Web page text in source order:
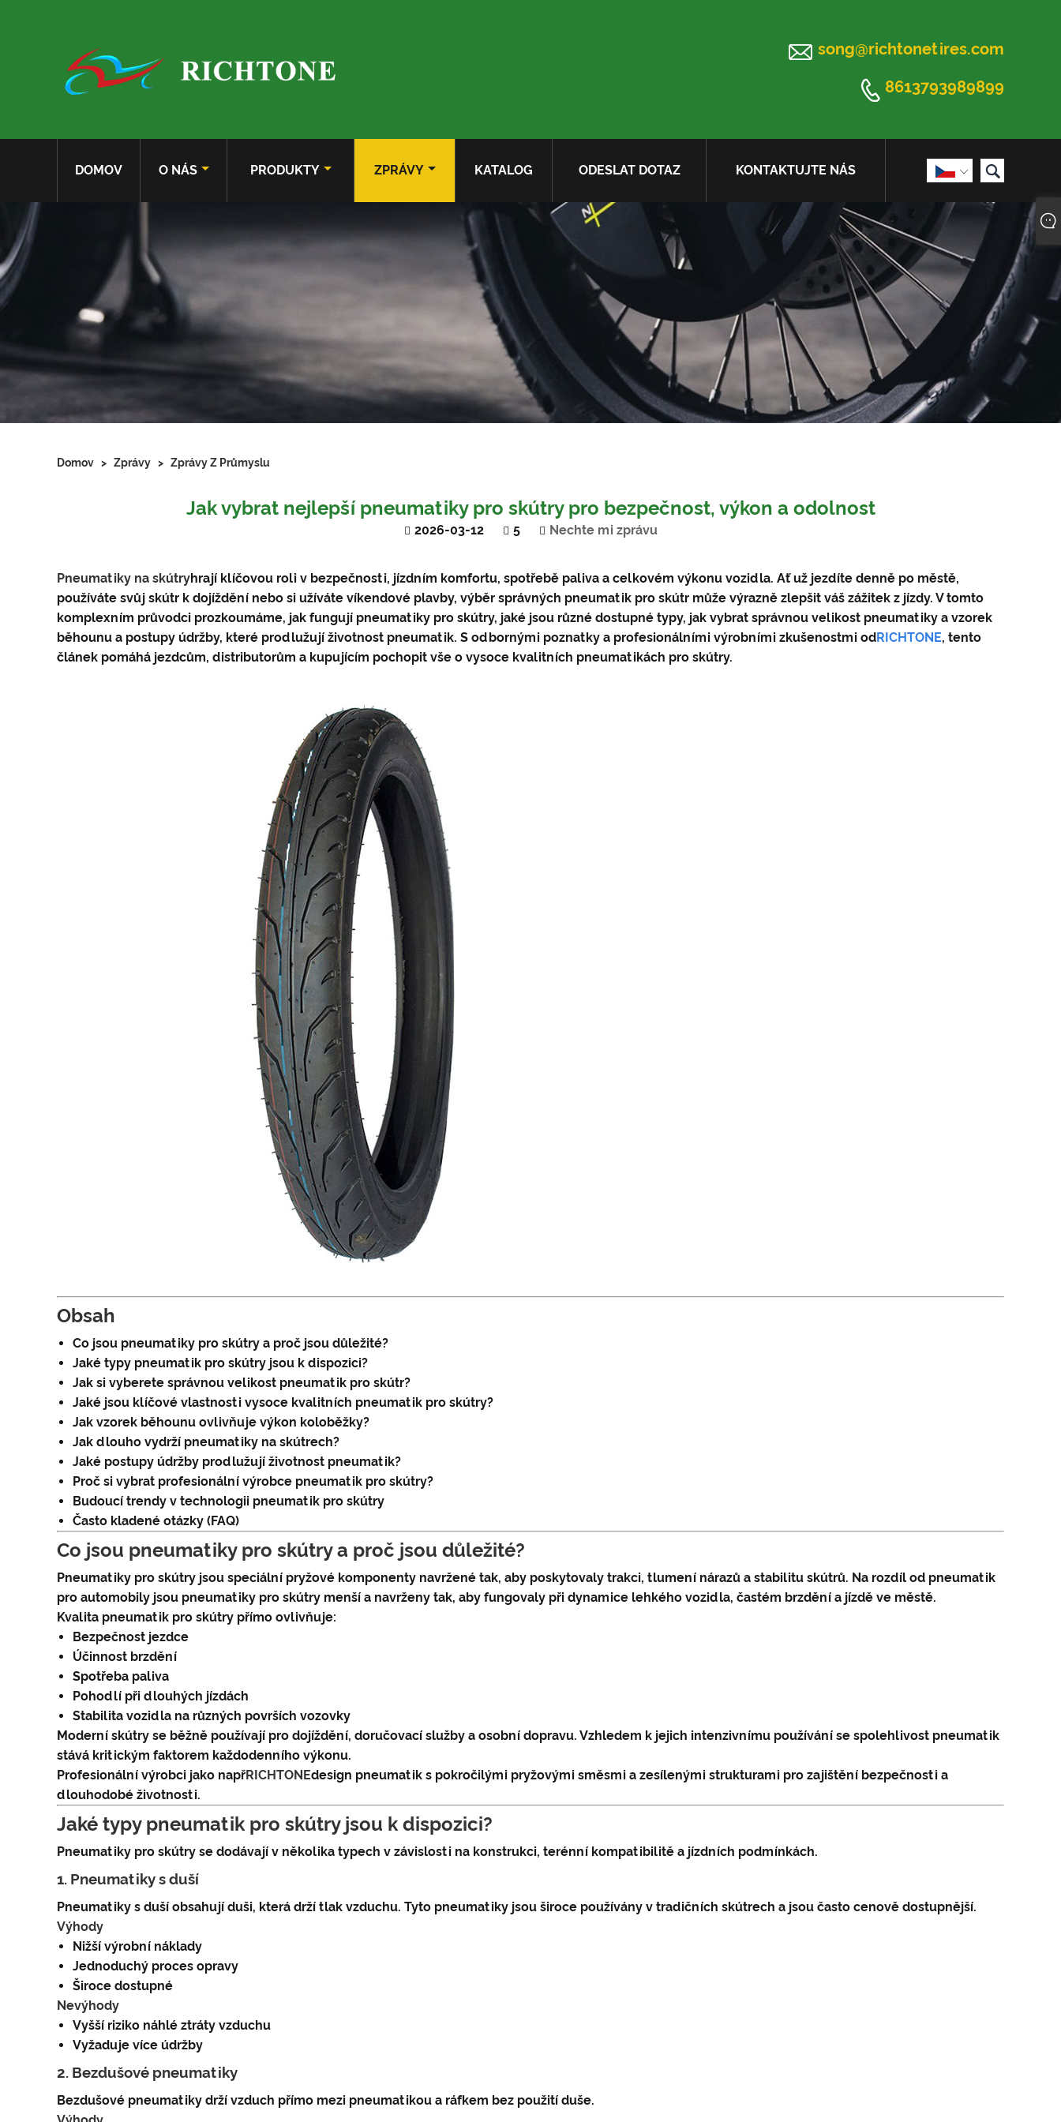
 song@richtonetires.com
 8613793989899
 
DOMOV O NÁS PRODUKTY ZPRÁVY KATALOG ODESLAT DOTAZ KONTAKTUJTE NÁS
Domov > Zprávy > Zprávy Z Průmyslu
Jak vybrat nejlepší pneumatiky pro skútry pro bezpečnost, výkon a odolnost
2026-03-12 5 Nechte mi zprávu
Pneumatiky na skútryhrají klíčovou roli v bezpečnosti, jízdním komfortu, spotřebě paliva a celkovém výkonu vozidla. Ať už jezdíte denně po městě,
používáte svůj skútr k dojíždění nebo si užíváte víkendové plavby, výběr správných pneumatik pro skútr může výrazně zlepšit váš zážitek z jízdy. V tomto
komplexním průvodci prozkoumáme, jak fungují pneumatiky pro skútry, jaké jsou různé dostupné typy, jak vybrat správnou velikost pneumatiky a vzorek
běhounu a postupy údržby, které prodlužují životnost pneumatik. S odbornými poznatky a profesionálními výrobními zkušenostmi odRICHTONE, tento
článek pomáhá jezdcům, distributorům a kupujícím pochopit vše o vysoce kvalitních pneumatikách pro skútry.
Obsah
Co jsou pneumatiky pro skútry a proč jsou důležité?
Jaké typy pneumatik pro skútry jsou k dispozici?
Jak si vyberete správnou velikost pneumatik pro skútr?
Jaké jsou klíčové vlastnosti vysoce kvalitních pneumatik pro skútry?
Jak vzorek běhounu ovlivňuje výkon koloběžky?
Jak dlouho vydrží pneumatiky na skútrech?
Jaké postupy údržby prodlužují životnost pneumatik?
Proč si vybrat profesionální výrobce pneumatik pro skútry?
Budoucí trendy v technologii pneumatik pro skútry
Často kladené otázky (FAQ)
Co jsou pneumatiky pro skútry a proč jsou důležité?
Pneumatiky pro skútry jsou speciální pryžové komponenty navržené tak, aby poskytovaly trakci, tlumení nárazů a stabilitu skútrů. Na rozdíl od pneumatik
pro automobily jsou pneumatiky pro skútry menší a navrženy tak, aby fungovaly při dynamice lehkého vozidla, častém brzdění a jízdě ve městě.
Kvalita pneumatik pro skútry přímo ovlivňuje:
Bezpečnost jezdce
Účinnost brzdění
Spotřeba paliva
Pohodlí při dlouhých jízdách
Stabilita vozidla na různých površích vozovky
Moderní skútry se běžně používají pro dojíždění, doručovací služby a osobní dopravu. Vzhledem k jejich intenzivnímu používání se spolehlivost pneumatik
stává kritickým faktorem každodenního výkonu.
Profesionální výrobci jako napřRICHTONEdesign pneumatik s pokročilými pryžovými směsmi a zesílenými strukturami pro zajištění bezpečnosti a
dlouhodobé životnosti.
Jaké typy pneumatik pro skútry jsou k dispozici?
Pneumatiky pro skútry se dodávají v několika typech v závislosti na konstrukci, terénní kompatibilitě a jízdních podmínkách.
1. Pneumatiky s duší
Pneumatiky s duší obsahují duši, která drží tlak vzduchu. Tyto pneumatiky jsou široce používány v tradičních skútrech a jsou často cenově dostupnější.
Výhody
Nižší výrobní náklady
Jednoduchý proces opravy
Široce dostupné
Nevýhody
Vyšší riziko náhlé ztráty vzduchu
Vyžaduje více údržby
2. Bezdušové pneumatiky
Bezdušové pneumatiky drží vzduch přímo mezi pneumatikou a ráfkem bez použití duše.